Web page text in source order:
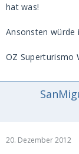
hat was!
Ansonsten würde
OZ Superturismo
20. Dezember 2012